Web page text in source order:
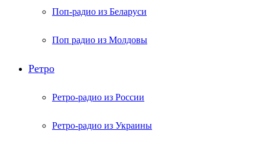
Поп-радио из Беларуси
Поп радио из Молдовы
Ретро
Ретро-радио из России
Ретро-радио из Украины